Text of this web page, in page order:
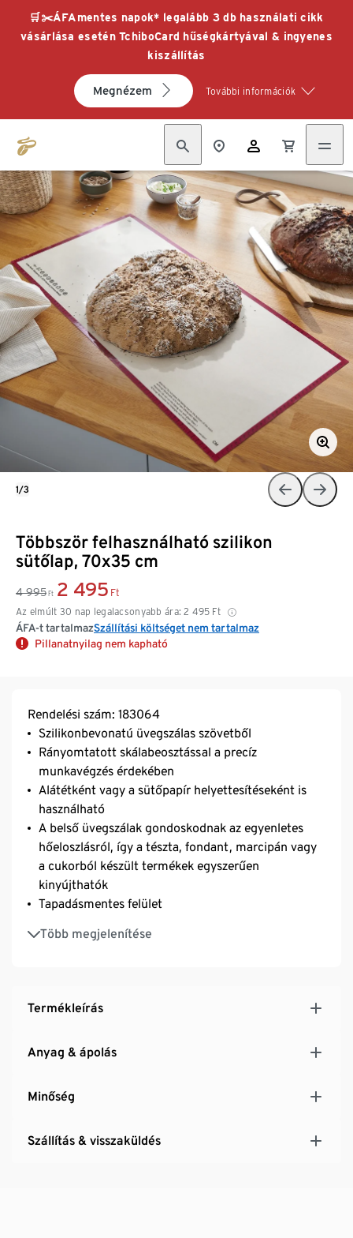
🛒✂️ÁFAmentes napok* legalább 3 db használati cikk
vásárlása esetén TchiboCard hűségkártyával & ingyenes
kiszállítás
Megnézem További információk
Többször felhasználható szilikon
sütőlap, 70x35 cm
4 995 Ft 2 495 Ft
Az elmúlt 30 nap legalacsonyabb ára: 2 495 Ft
ÁFA-t tartalmazSzállítási költséget nem tartalmaz
Pillanatnyilag nem kapható
1/3
Rendelési szám: 183064
Szilikonbevonatú üvegszálas szövetből
Rányomtatott skálabeosztással a precíz
munkavégzés érdekében
Alátétként vagy a sütőpapír helyettesítéseként is
használható
A belső üvegszálak gondoskodnak az egyenletes
hőeloszlásról, így a tészta, fondant, marcipán vagy
a cukorból készült termékek egyszerűen
kinyújthatók
Tapadásmentes felület
Több megjelenítése
Csúszásbiztos
Szilikongyűrűvel a helytakarékos tároláshoz
Termékleírás
Anyag & ápolás
Minőség
Szállítás & visszaküldés